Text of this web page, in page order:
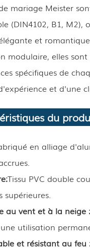
mariage Meister
(DIN4102, B1,
et
modulaire, elles
spécifiques de
et d'une
du
en alliage
Tissu PVC double
supérieures.
au vent et à la neige :
utilisation
et résistant au feu